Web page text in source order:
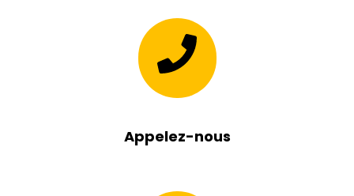
Appelez-nous